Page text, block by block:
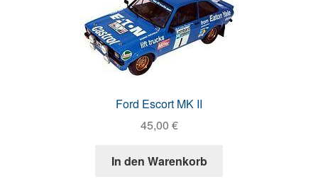
Ford Escort MK II
45,00 €
In den Warenkorb